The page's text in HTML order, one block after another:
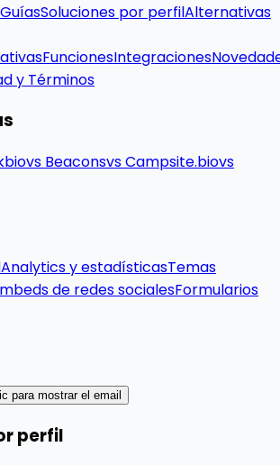
GuíasSoluciones por perfilAlternativas
FuncionesIntegraciones
y Términos
vs Beaconsvs Campsite.biovs
Analytics y estadísticasTemas
de redes socialesFormularios
para mostrar el email
perfil